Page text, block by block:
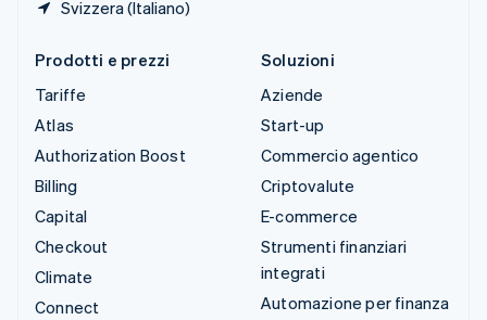
Svizzera (Italiano)
Prodotti e prezzi
Tariffe
Atlas
Authorization Boost
Billing
Capital
Checkout
Climate
Connect
Soluzioni
Aziende
Start-up
Commercio agentico
Criptovalute
E-commerce
Strumenti finanziari
integrati
Automazione per finanza